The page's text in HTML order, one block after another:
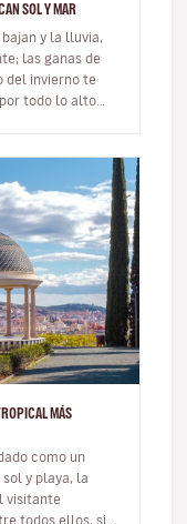
SOL Y MAR
y la lluvia,
las ganas de
del invierno te
todo lo alto
MÁS
como un
y playa, la
visitante